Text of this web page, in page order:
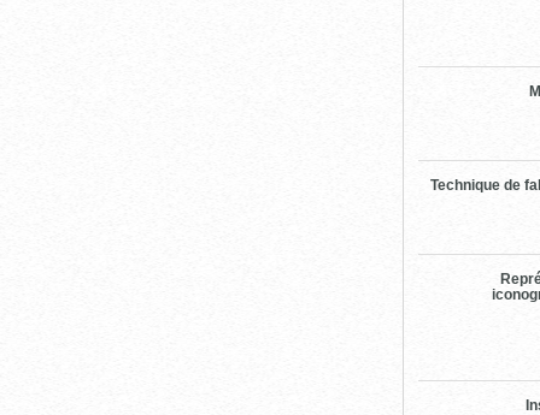
Technique de